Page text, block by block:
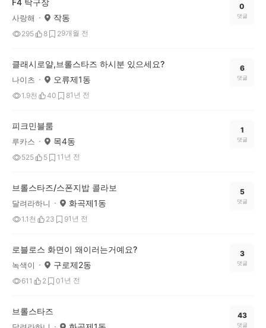
F4 탁구장
사랑해 작동
295 8 29개월 전
0
댓글
클래시로얄,브롤스타즈 하시분 있으세요?
나이츠 오류제1동
1.9천 40 81년 전
6
댓글
피크민블룸
루카스 목4동
525 5 1 1년 전
1
댓글
브롤스타즈/스폰지밥 콜라보
달려라하니 화곡제1동
1.1천 23 91년 전
5
댓글
로블로스 화면이 왜이러는거예요?
녹색이 구로제2동
611 2 01년 전
3
댓글
브롤스타즈 43
댓글